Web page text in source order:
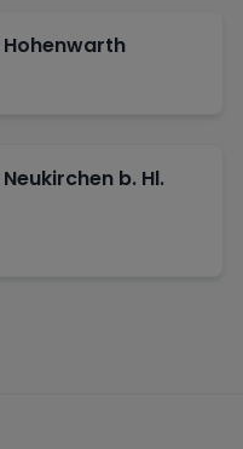
Hohenwarth
Neukirchen b. Hl.